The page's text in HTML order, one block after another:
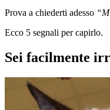
Prova a chiederti adesso
Ecco 5 segnali per capirlo.
Sei facilmente